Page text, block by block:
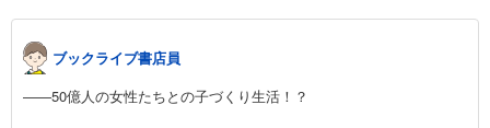
ブックライブ書店員
――50億人の女性たちとの子づくり生活！？